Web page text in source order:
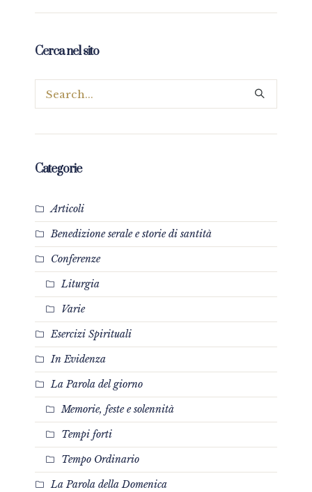
Cerca nel sito
Categorie
Articoli
Benedizione serale e storie di santità
Conferenze
Liturgia
Varie
Esercizi Spirituali
In Evidenza
La Parola del giorno
Memorie, feste e solennità
Tempi forti
Tempo Ordinario
La Parola della Domenica